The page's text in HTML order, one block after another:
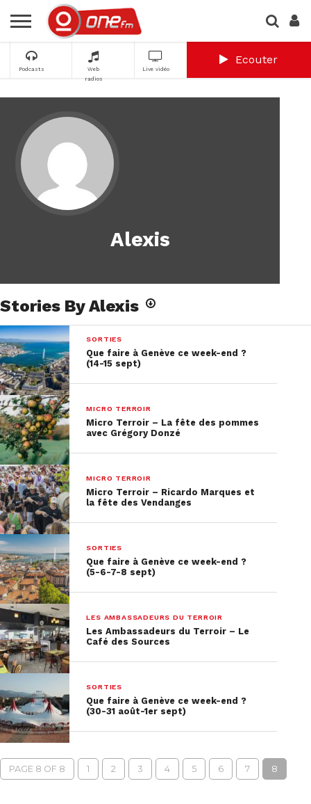
Podcasts
Web
radios
Live vidéo
Ecouter
Alexis
Stories By Alexis
SORTIES
Que faire à Genève ce week-end ?
(14-15 sept)
MICRO TERROIR
Micro Terroir – La fête des pommes
avec Grégory Donzé
MICRO TERROIR
Micro Terroir – Ricardo Marques et
la fête des Vendanges
SORTIES
Que faire à Genève ce week-end ?
(5-6-7-8 sept)
LES AMBASSADEURS DU TERROIR
Les Ambassadeurs du Terroir – Le
Café des Sources
SORTIES
Que faire à Genève ce week-end ?
(30-31 août-1er sept)
PAGE 8 OF 8 1 2 3 4 5 6 7 8